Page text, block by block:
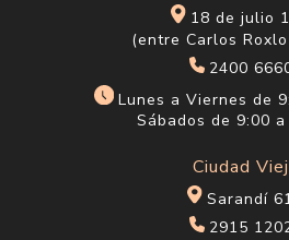
18 de julio
(entre Carlos
2400
Lunes a Viernes de
Sábados de 9:00 a
Ciudad
Sarandí
2915